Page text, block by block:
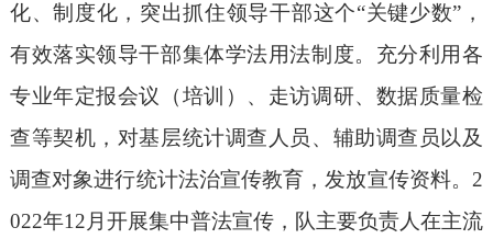
化、制度化，突出抓住领导干部这个“关键少数”，
有效落实领导干部集体学法用法制度。充分利用各
专业年定报会议（培训）、走访调研、数据质量检
查等契机，对基层统计调查人员、辅助调查员以及
调查对象进行统计法治宣传教育，发放宣传资料。2
022年12月开展集中普法宣传，队主要负责人在主流